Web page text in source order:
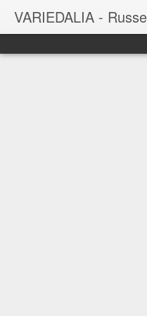
VARIEDALIA -